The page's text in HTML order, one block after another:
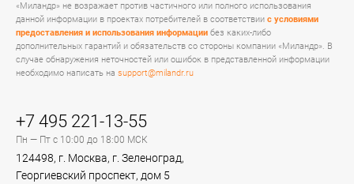
«Миландр» не возражает против частичного или полного использования
данной информации в проектах потребителей в соответствии с условиями
предоставления и использования информации без каких-либо
дополнительных гарантий и обязательств со стороны компании «Миландр». В
случае обнаружения неточностей или ошибок в представленной информации
необходимо написать на support@milandr.ru
+7 495 221-13-55
Пн — Пт с 10:00 до 18:00 МСК
124498, г. Москва, г. Зеленоград,
Георгиевский проспект, дом 5